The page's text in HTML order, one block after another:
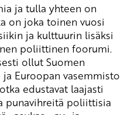
ja tulla yhteen on
on joka toinen vuosi
ja kulttuurin lisäksi
poliittinen foorumi.
ollut Suomen
Euroopan vasemmisto
edustavat laajasti
punavihreitä poliittisia